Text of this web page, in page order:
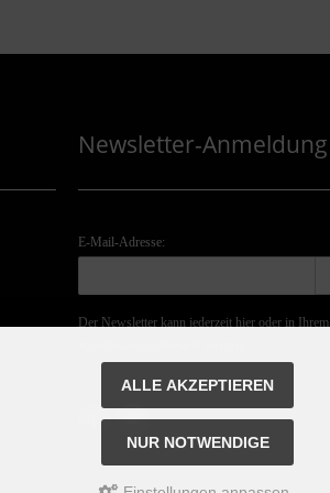
Newsletter-Anmeldung
E-Mail-Adresse:
Der Newsletter kann jederzeit hier oder in Ihrem
ALLE AKZEPTIEREN
NUR NOTWENDIGE